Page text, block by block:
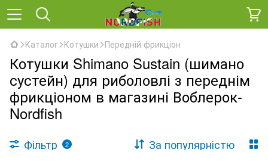
Каталог Котушки Передній фрикціон
Котушки Shimano Sustain (шимано
сустейн) для риболовлі з переднім
фрикціоном в магазині Воблерок-
Nordfish
Фільтр 2 За популярністю